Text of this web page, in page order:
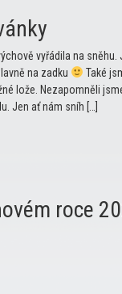
vyřádila na
na zadku
Také
lože. Nezapomněli
Jen ať nám sníh […]
roce